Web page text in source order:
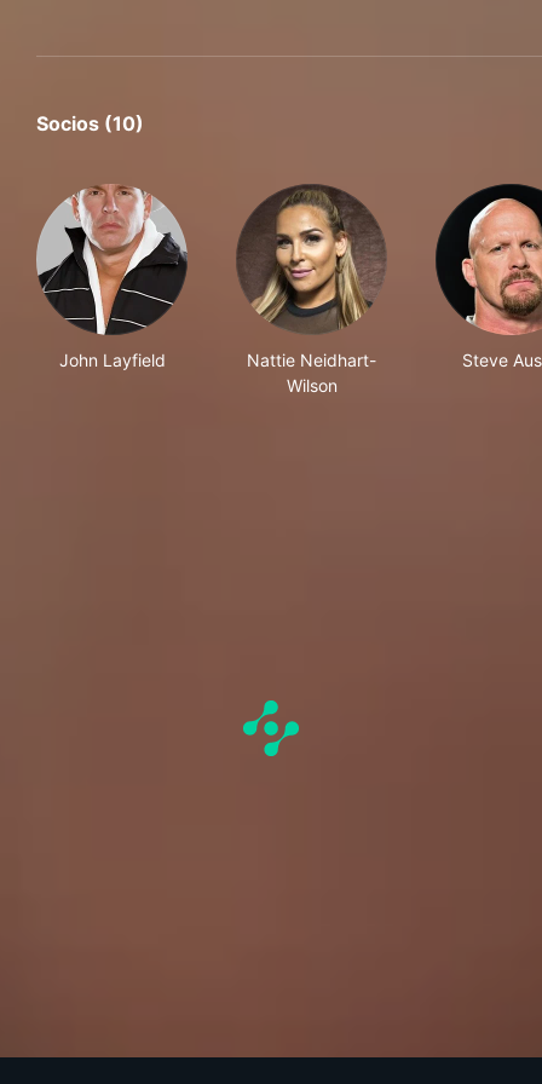
Socios (10)
John Layfield
Nattie Neidhart-
Wilson
Steve